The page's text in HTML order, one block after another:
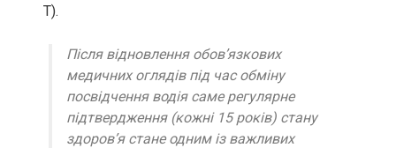
Т).
Після відновлення обов’язкових
медичних оглядів під час обміну
посвідчення водія саме регулярне
підтвердження (кожні 15 років) стану
здоров’я стане одним із важливих